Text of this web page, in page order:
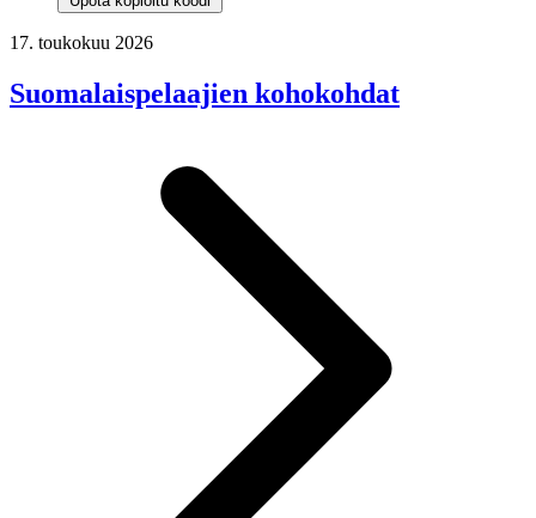
17. toukokuu 2026
Suomalaispelaajien kohokohdat